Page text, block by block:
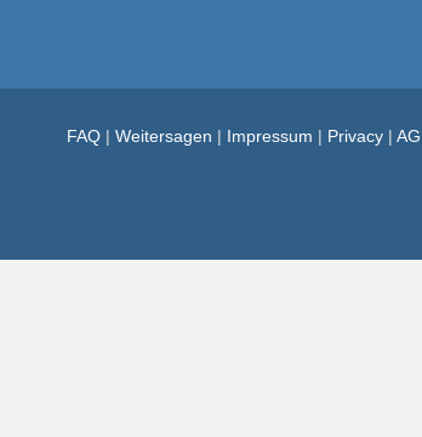
FAQ| Weitersagen | Impressum | Privacy|